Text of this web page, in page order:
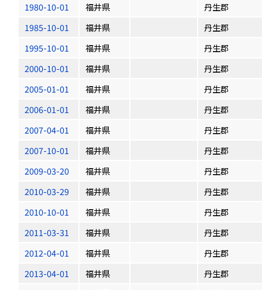
1980-10-01
福井県
丹生郡
1985-10-01
福井県
丹生郡
1995-10-01
福井県
丹生郡
2000-10-01
福井県
丹生郡
2005-01-01
福井県
丹生郡
2006-01-01
福井県
丹生郡
2007-04-01
福井県
丹生郡
2007-10-01
福井県
丹生郡
2009-03-20
福井県
丹生郡
2010-03-29
福井県
丹生郡
2010-10-01
福井県
丹生郡
2011-03-31
福井県
丹生郡
2012-04-01
福井県
丹生郡
2013-04-01
福井県
丹生郡